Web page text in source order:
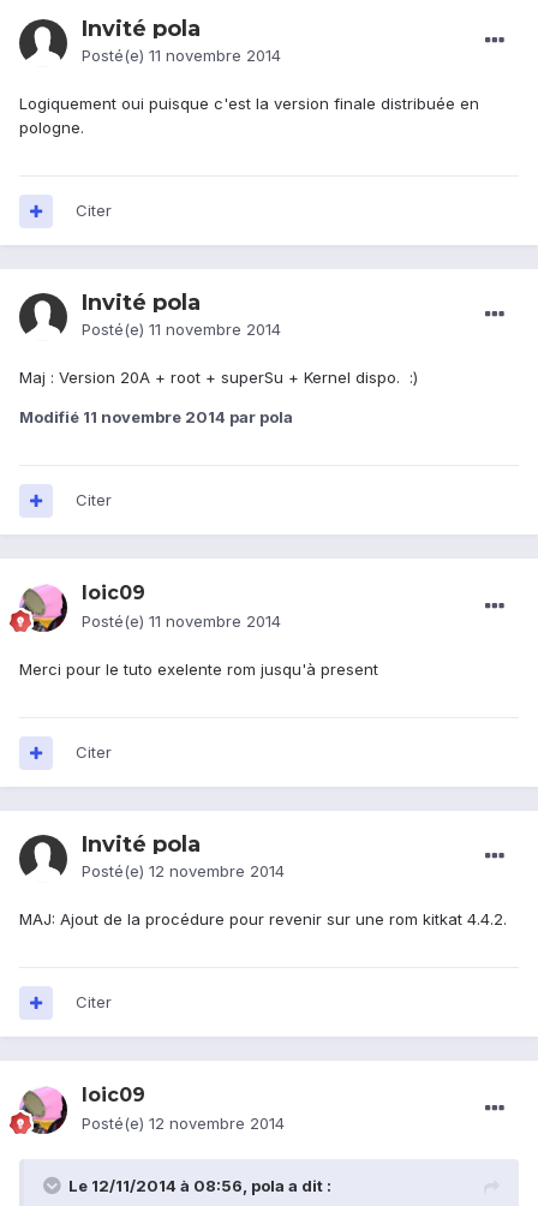
Invité pola
Posté(e) 11 novembre 2014
Logiquement oui puisque c'est la version finale distribuée en
pologne.
Citer
Invité pola
Posté(e) 11 novembre 2014
Maj : Version 20A + root + superSu + Kernel dispo. :)
Modifié 11 novembre 2014 par pola
Citer
loic09
Posté(e) 11 novembre 2014
Merci pour le tuto exelente rom jusqu'à present
Citer
Invité pola
Posté(e) 12 novembre 2014
MAJ: Ajout de la procédure pour revenir sur une rom kitkat 4.4.2.
Citer
loic09
Posté(e) 12 novembre 2014
Le 12/11/2014 à 08:56, pola a dit :